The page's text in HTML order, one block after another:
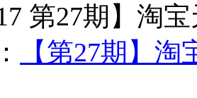
17 第27期】淘
【第27期】